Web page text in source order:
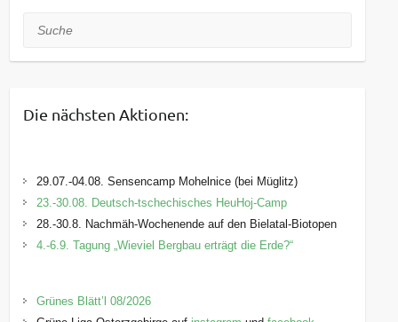
Suche
Die nächsten Aktionen:
29.07.-04.08. Sensencamp Mohelnice (bei Müglitz)
23.-30.08. Deutsch-tschechisches HeuHoj-Camp
28.-30.8. Nachmäh-Wochenende auf den Bielatal-Biotopen
4.-6.9. Tagung „Wieviel Bergbau erträgt die Erde?“
Grünes Blätt’l 08/2026